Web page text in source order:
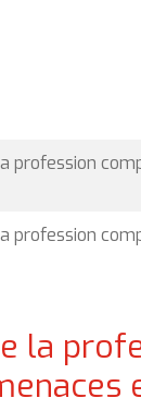
profession
profession
la